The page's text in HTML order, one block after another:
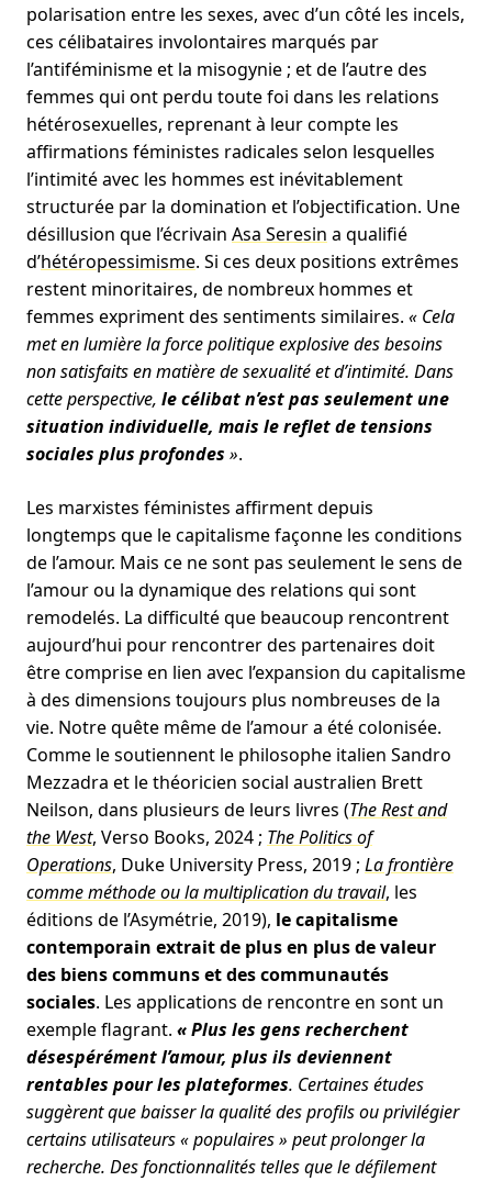
polarisation entre les sexes, avec d’un côté les incels,
ces célibataires involontaires marqués par
l’antiféminisme et la misogynie ; et de l’autre des
femmes qui ont perdu toute foi dans les relations
hétérosexuelles, reprenant à leur compte les
affirmations féministes radicales selon lesquelles
l’intimité avec les hommes est inévitablement
structurée par la domination et l’objectification. Une
désillusion que l’écrivain Asa Seresin a qualifié
d’hétéropessimisme. Si ces deux positions extrêmes
restent minoritaires, de nombreux hommes et
femmes expriment des sentiments similaires. « Cela
met en lumière la force politique explosive des besoins
non satisfaits en matière de sexualité et d’intimité. Dans
cette perspective, le célibat n’est pas seulement une
situation individuelle, mais le reflet de tensions
sociales plus profondes ».
Les marxistes féministes affirment depuis
longtemps que le capitalisme façonne les conditions
de l’amour. Mais ce ne sont pas seulement le sens de
l’amour ou la dynamique des relations qui sont
remodelés. La difficulté que beaucoup rencontrent
aujourd’hui pour rencontrer des partenaires doit
être comprise en lien avec l’expansion du capitalisme
à des dimensions toujours plus nombreuses de la
vie. Notre quête même de l’amour a été colonisée.
Comme le soutiennent le philosophe italien Sandro
Mezzadra et le théoricien social australien Brett
Neilson, dans plusieurs de leurs livres (The Rest and
the West, Verso Books, 2024 ; The Politics of
Operations, Duke University Press, 2019 ; La frontière
comme méthode ou la multiplication du travail, les
éditions de l’Asymétrie, 2019), le capitalisme
contemporain extrait de plus en plus de valeur
des biens communs et des communautés
sociales. Les applications de rencontre en sont un
exemple flagrant. « Plus les gens recherchent
désespérément l’amour, plus ils deviennent
rentables pour les plateformes. Certaines études
suggèrent que baisser la qualité des profils ou privilégier
certains utilisateurs « populaires » peut prolonger la
recherche. Des fonctionnalités telles que le défilement